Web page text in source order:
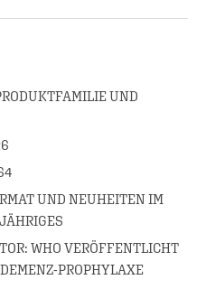
UND
UND NEUHEITEN IM
WHO VERÖFFENTLICHT
PROPHYLAXE